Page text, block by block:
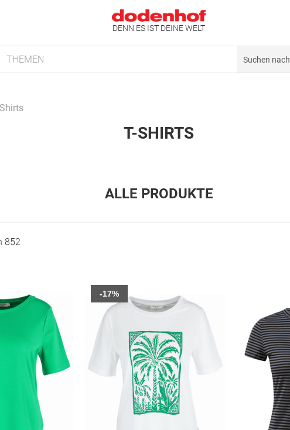
DENN ES IST DEINE WELT
THEMEN
T-SHIRTS
ALLE PRODUKTE
852
-17%